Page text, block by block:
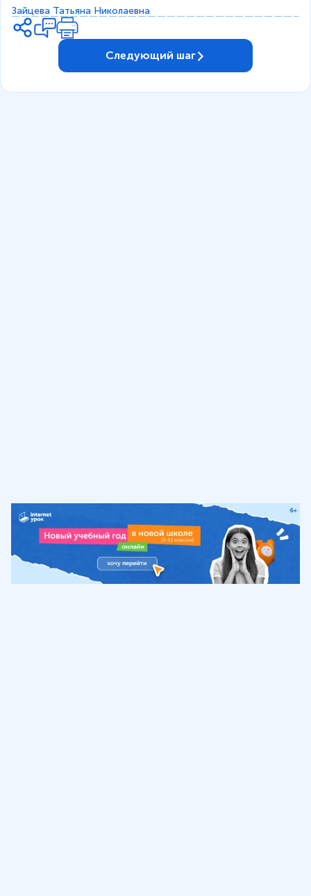
Зайцева Татьяна Николаевна
Следующий шаг